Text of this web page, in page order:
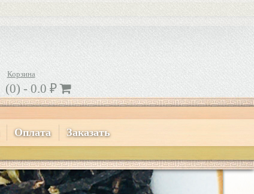
Оплата Заказать
Корзина
(0) -0.0 ₽